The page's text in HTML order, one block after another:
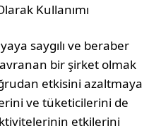
Kullanımı
saygılı ve beraber
bir şirket olmak
etkisini azaltmaya
ve tüketicilerini de
etkilerini